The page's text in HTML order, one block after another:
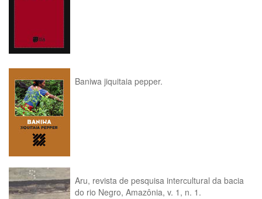
Baniwa jiquitaia pepper.
Aru, revista de pesquisa intercultural da bacia
do rio Negro, Amazônia, v. 1, n. 1.